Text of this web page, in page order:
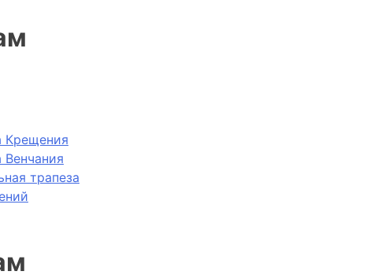
Крещения
трапеза